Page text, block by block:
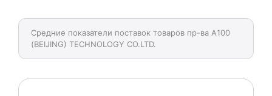
Средние показатели поставок товаров пр-ва A100
(BEIJING) TECHNOLOGY CO.LTD.